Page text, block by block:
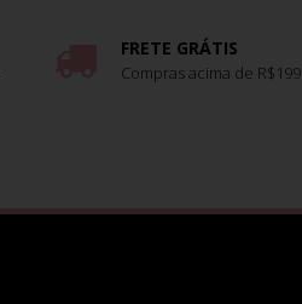
FRETE GRÁTIS
Compras acima de R$199